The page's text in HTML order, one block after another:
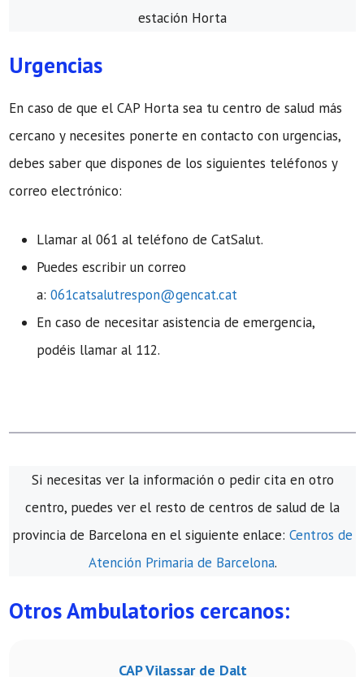
estación Horta
Urgencias
En caso de que el CAP Horta sea tu centro de salud más
cercano y necesites ponerte en contacto con urgencias,
debes saber que dispones de los siguientes teléfonos y
correo electrónico:
Llamar al 061 al teléfono de CatSalut.
Puedes escribir un correo
a: 061catsalutrespon@gencat.cat
En caso de necesitar asistencia de emergencia,
podéis llamar al 112.
Si necesitas ver la información o pedir cita en otro
centro, puedes ver el resto de centros de salud de la
provincia de Barcelona en el siguiente enlace: Centros de
Atención Primaria de Barcelona.
Otros Ambulatorios cercanos:
CAP Vilassar de Dalt